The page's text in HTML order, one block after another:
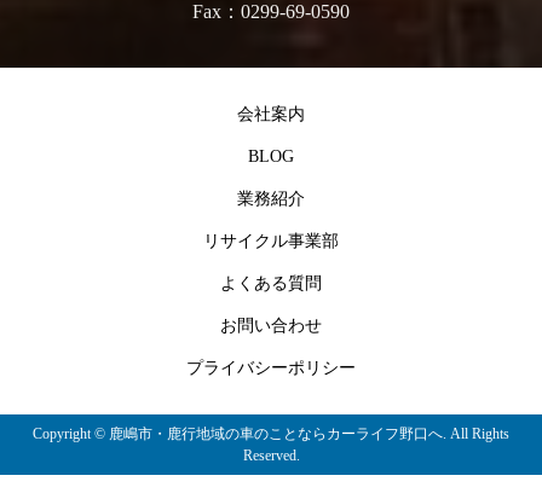
Fax：0299-69-0590
会社案内
BLOG
業務紹介
リサイクル事業部
よくある質問
お問い合わせ
プライバシーポリシー
Copyright © 鹿嶋市・鹿行地域の車のことならカーライフ野口へ. All Rights
Reserved.